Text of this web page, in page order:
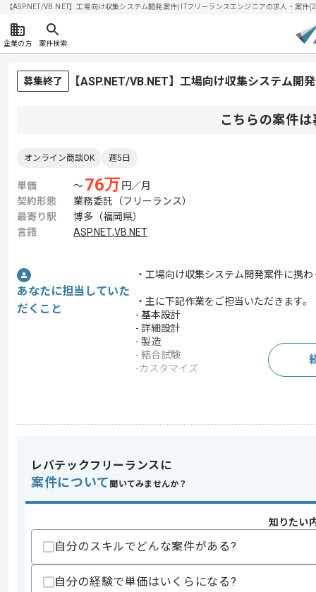
【ASP.NET/VB.NET】工場向け収集システム開発案件| ITフリーランスエンジニアの求人・案
企業の方 案件検索
募集終了 【ASP.NET/VB.NET】工場向け収集システム開
こちらの案件
オンライン商談OK 週5日
単価 〜76万 円／月
契約形態
業務委託（フリーランス）
最寄り駅
博多（福岡県）
言語
ASP.NET,VB.NET
あなたに担当していた
だくこと
・工場向け収集システム開発案件に携
・主に下記作業をご担当いただきます。
- 基本設計
- 詳細設計
- 製造
- 結合試験
-カスタマイズ
求めるスキル
・詳細設計以降の開発経験
歓迎スキル
・データ関連の知見
スキルに不安がある方へ
レバテックフリーランスに
案件について 聞いてみませんか？
知りたい
自分のスキルでどんな案件がある?
自分の経験で単価はいくらになる?